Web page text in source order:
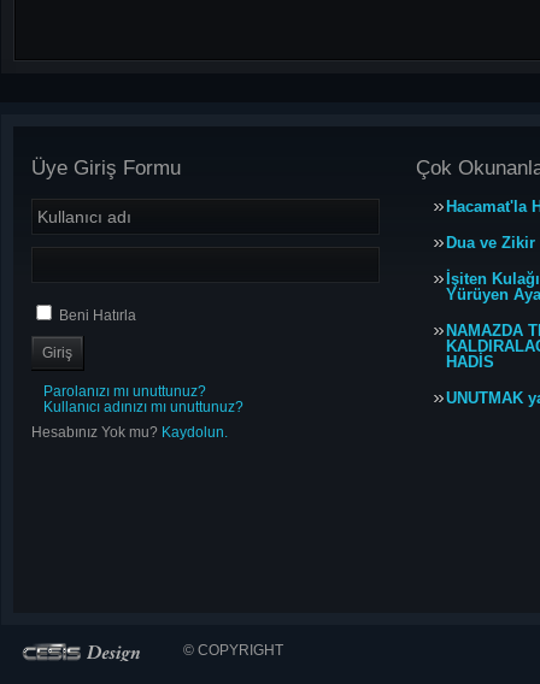
Üye Giriş Formu
Beni Hatırla
Parolanızı mı unuttunuz?
Kullanıcı adınızı mı unuttunuz?
Hesabınız Yok mu? Kaydolun.
Çok
Hacamat'la
Dua ve
İşiten
Yürüyen
NAMAZDA
HADİS
UNUTMAK
© COPYRIGHT